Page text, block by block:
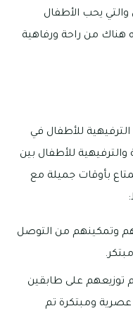
والتي يحب الأطفال
هناك من راحة ورفاهية
للأطفال في
للأطفال بين
بأوقات جميلة مع
وتمكينهم من التوصل
من 8 أقسام تم توزيعهم على طابقين
ومبتكرة تم